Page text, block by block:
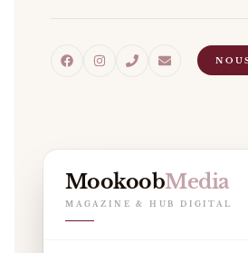
MookoobMedia
MAGAZINE & HUB DIGITAL